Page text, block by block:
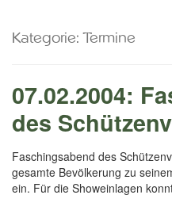
Kategorie:Termine
07.02.2004:
des
Faschingsabend des
gesamte Bevölkerung zu
ein. Für die Showeinlagen